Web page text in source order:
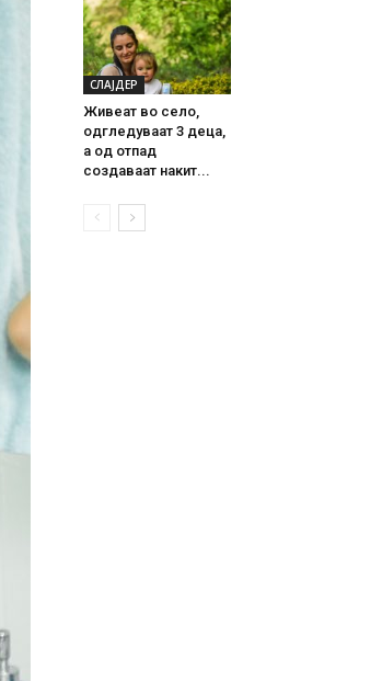
СЛАЈДЕР
Живеат во село,
одгледуваат 3 деца,
а од отпад
создаваат накит...